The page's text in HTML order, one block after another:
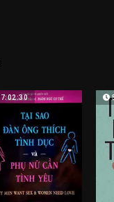
7:02:30